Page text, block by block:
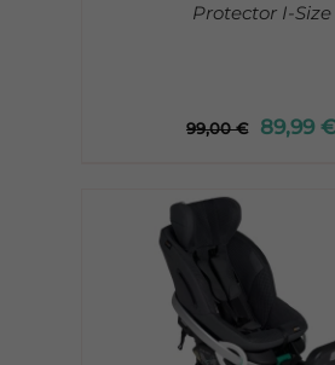
Protector I-Size
99,00€ 89,99